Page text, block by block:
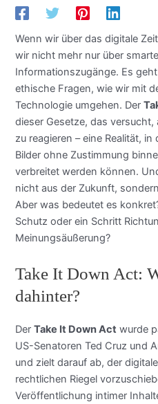
Wenn wir über das digitale
wir nicht mehr nur über
Informationszugänge. Es
ethische Fragen, wie wir mit
Technologie umgehen. Der
dieser Gesetze, das versucht,
zu reagieren – eine Realität, in
Bilder ohne Zustimmung
verbreitet werden können.
nicht aus der Zukunft,
Aber was bedeutet es
Schutz oder ein Schritt
Meinungsäußerung?
Take It Down Act:
dahinter?
DerTake It Down Act wurde
US-Senatoren Ted Cruz und
und zielt darauf ab, der
rechtlichen Riegel
Veröffentlichung intimer